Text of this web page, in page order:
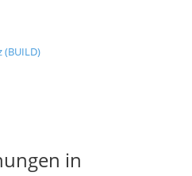
(BUILD)
in